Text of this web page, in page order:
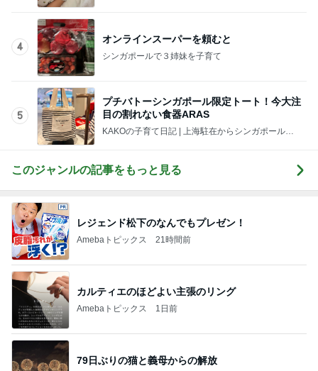
4
オンラインスーパーを頼むと
シンガポールで３姉妹を子育て
5
プチバトーシンガポール限定トート！今大注
目の割れない食器ARAS
KAKOの子育て日記 | 上海駐在からシンガポール駐
このジャンルの記事をもっと見る
レジェンド松下のなんでもプレゼン！
Amebaトピックス 21時間前
カルティエのほどよい主張のリング
Amebaトピックス 1日前
79日ぶりの猫と義母からの解放